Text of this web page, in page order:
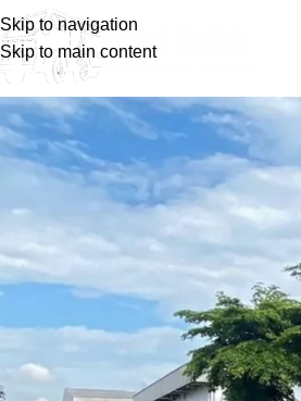
Skip to navigation
Skip to main content
Blog
Home Wawasan Umum
Wawasan Umum
Kemana Tempat
Posted by
On February 22, 2025